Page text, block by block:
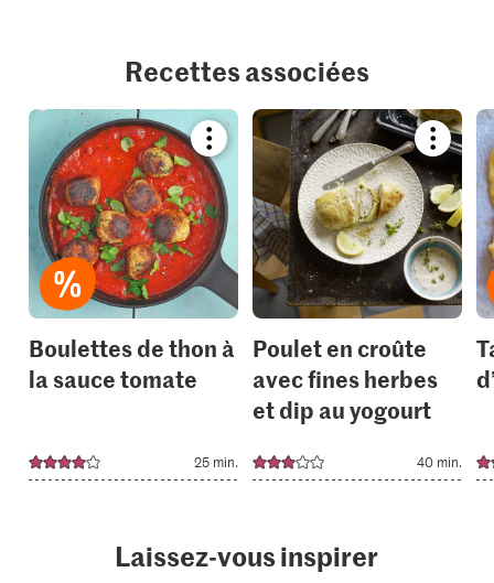
Recettes associées
Bookmark
recipe
or
add
it
to
your
collections.
Boulettes de thon à
la sauce tomate
25 min.
recipe
or
add
it
to
your
Poulet en croûte
avec fines herbes
et dip au yogourt
40 min.
Laissez-vous inspirer